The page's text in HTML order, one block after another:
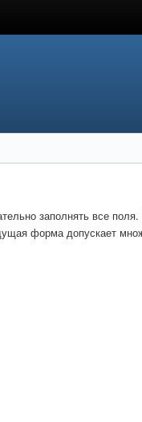
заполнять все
форма допускает